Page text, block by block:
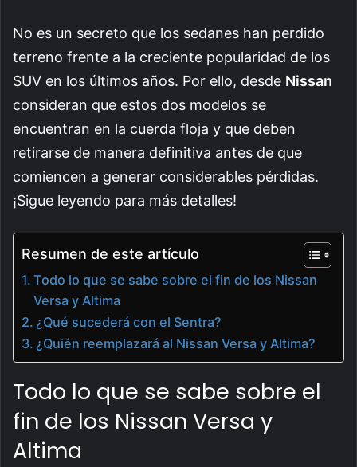
No es un secreto que los sedanes han perdido
terreno frente a la creciente popularidad de los
SUV en los últimos años. Por ello, desde Nissan
consideran que estos dos modelos se
encuentran en la cuerda floja y que deben
retirarse de manera definitiva antes de que
comiencen a generar considerables pérdidas.
¡Sigue leyendo para más detalles!
Resumen de este artículo
Todo lo que se sabe sobre el fin de los Nissan
Versa y Altima
¿Qué sucederá con el Sentra?
¿Quién reemplazará al Nissan Versa y Altima?
Todo lo que se sabe sobre el
fin de los Nissan Versa y
Altima